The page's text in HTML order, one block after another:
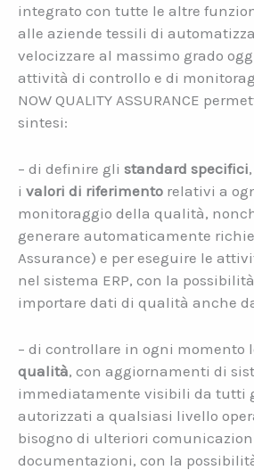
integrato con tutte le altre
alle aziende tessili di
velocizzare al massimo grado
attività di controllo e di
NOW QUALITY ASSURANCE
sintesi:
– di definire gli standard specifici
i valori di riferimento relativi a
monitoraggio della qualità,
generare automaticamente
Assurance) e per eseguire le
nel sistema ERP, con la
importare dati di qualità anche
– di controllare in ogni momento
qualità, con aggiornamenti di
immediatamente visibili da tutti
autorizzati a qualsiasi livello
bisogno di ulteriori
documentazioni, con la